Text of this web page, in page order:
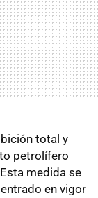
total y
petrolífero
medida se
entrado en vigor